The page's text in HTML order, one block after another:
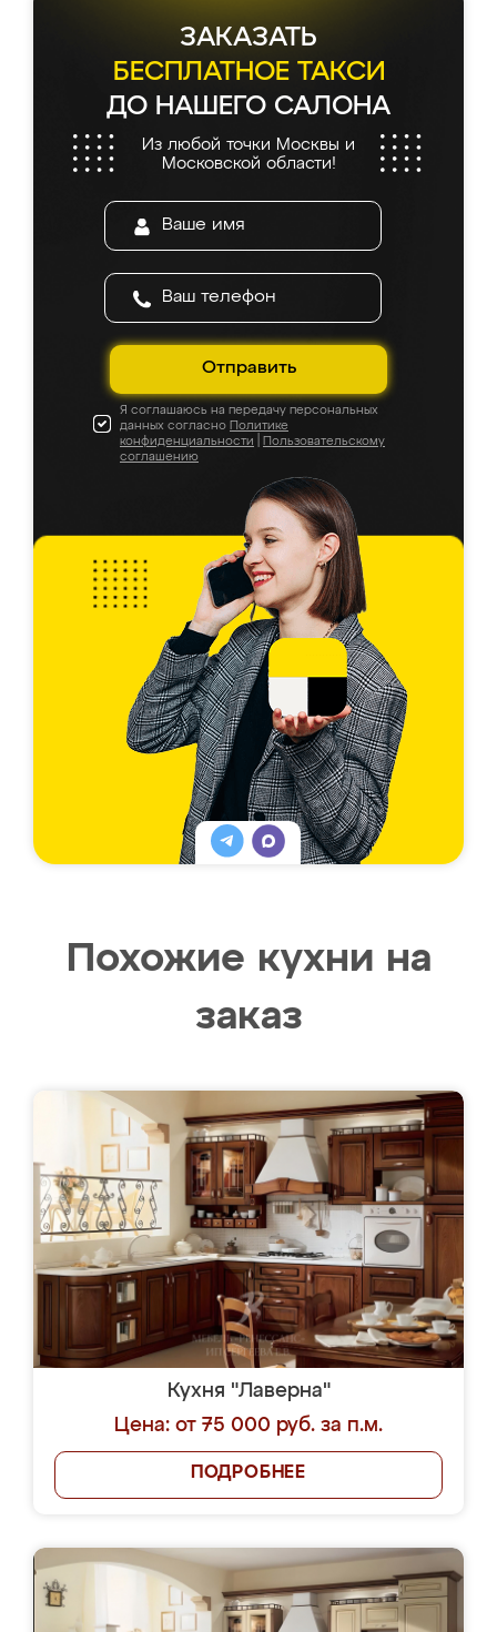
ЗАКАЗАТЬ
БЕСПЛАТНОЕ ТАКСИ
ДО НАШЕГО САЛОНА
Из любой точки Москвы и
Московской области!
Отправить
Я соглашаюсь на передачу персональных
данных согласно Политике
конфиденциальности
Пользовательскому
соглашению
Похожие кухни на
заказ
Кухня "Лаверна"
Цена: от 75 000 руб. за п.м.
ПОДРОБНЕЕ